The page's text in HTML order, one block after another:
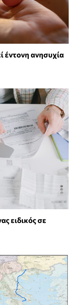
έντονη ανησυχία
ειδικός σε